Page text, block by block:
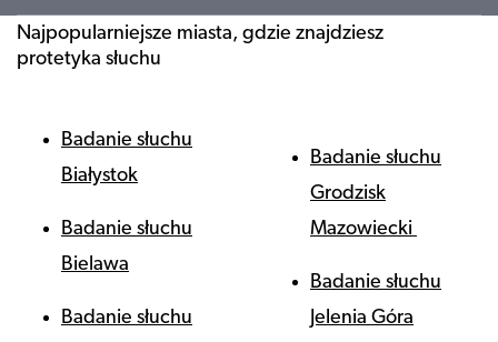
Najpopularniejsze miasta, gdzie znajdziesz
protetyka słuchu
Badanie słuchu
Białystok
Badanie słuchu
Bielawa
Badanie słuchu
Badanie słuchu
Grodzisk
Mazowiecki
Badanie słuchu
Jelenia Góra